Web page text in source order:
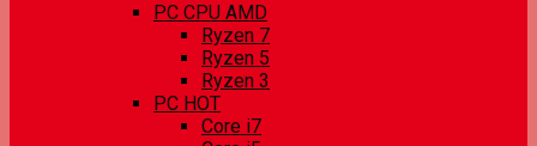
PC CPU AMD
Ryzen 7
Ryzen 5
Ryzen 3
PC HOT
Core i7